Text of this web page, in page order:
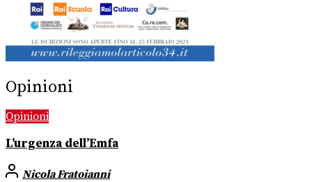
Opinioni
Opinioni
L’urgenza dell’Emfa
Nicola Fratoianni